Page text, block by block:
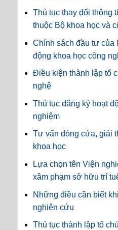
Thủ tục thay đổi thông
thuộc Bộ khoa học và
Chính sách đầu tư của
động khoa học công
Điều kiện thành lập tổ
nghệ
Thủ tục đăng ký hoạt
nghiệm
Tư vấn đóng cửa, giải
khoa học
Lựa chọn tên Viện
xâm phạm sở hữu trí
Những điều cần biết
nghiên cứu
Thủ tục thành lập tổ